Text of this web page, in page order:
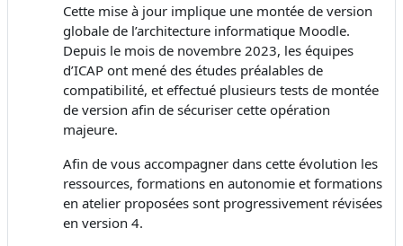
Cette mise à jour implique une montée de version
globale de l’architecture informatique Moodle.
Depuis le mois de novembre 2023, les équipes
d’ICAP ont mené des études préalables de
compatibilité, et effectué plusieurs tests de montée
de version afin de sécuriser cette opération
majeure.
Afin de vous accompagner dans cette évolution les
ressources, formations en autonomie et formations
en atelier proposées sont progressivement révisées
en version 4.